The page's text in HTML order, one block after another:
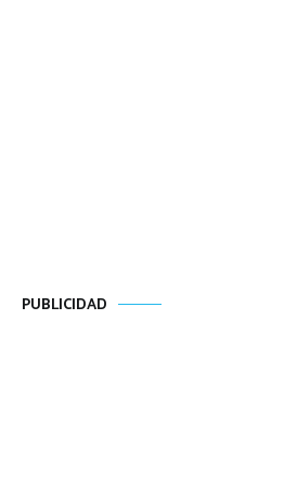
PUBLICIDAD